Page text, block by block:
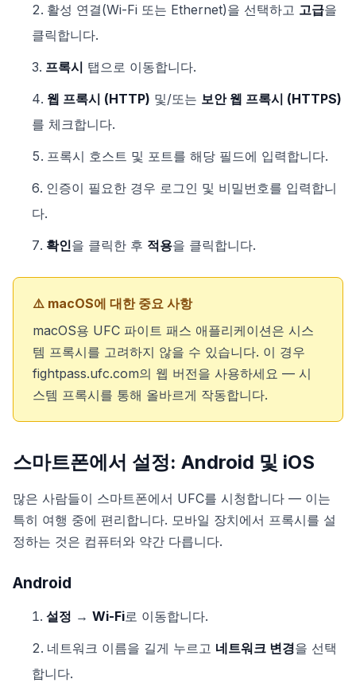
활성 연결(Wi-Fi 또는 Ethernet)을 선택하고 고급을
클릭합니다.
프록시 탭으로 이동합니다.
웹 프록시 (HTTP) 및/또는 보안 웹 프록시 (HTTPS)
를 체크합니다.
프록시 호스트 및 포트를 해당 필드에 입력합니다.
인증이 필요한 경우 로그인 및 비밀번호를 입력합니
다.
확인을 클릭한 후 적용을 클릭합니다.
⚠️ macOS에 대한 중요 사항
macOS용 UFC 파이트 패스 애플리케이션은 시스
템 프록시를 고려하지 않을 수 있습니다. 이 경우
fightpass.ufc.com의 웹 버전을 사용하세요 — 시
스템 프록시를 통해 올바르게 작동합니다.
스마트폰에서 설정: Android 및 iOS
많은 사람들이 스마트폰에서 UFC를 시청합니다 — 이는
특히 여행 중에 편리합니다. 모바일 장치에서 프록시를 설
정하는 것은 컴퓨터와 약간 다릅니다.
Android
설정 → Wi-Fi로 이동합니다.
네트워크 이름을 길게 누르고 네트워크 변경을 선택
합니다.